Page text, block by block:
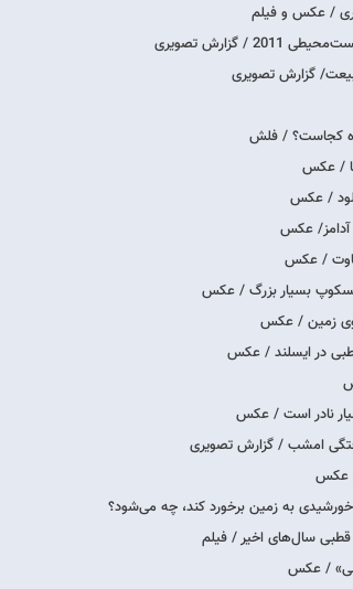
/ عکس و فیلم
/ گزارش تصویری
گزارش تصویری
کجاست؟ / فلش
/ عکس
/ عکس
عکس
/ عکس
بسیار بزرگ / عکس
زمین / عکس
در ایسلند / عکس
نادر است / عکس
امشب / گزارش تصویری
/ عکس
خورشیدی به زمین برخورد کند، چه می‌شود؟
سال‌های اخیر / فیلم
آبی» / عکس